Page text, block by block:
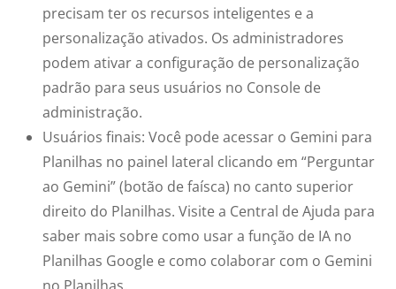
precisam ter os recursos inteligentes e a
personalização ativados. Os administradores
podem ativar a configuração de personalização
padrão para seus usuários no Console de
administração.
Usuários finais: Você pode acessar o Gemini para
Planilhas no painel lateral clicando em “Perguntar
ao Gemini” (botão de faísca) no canto superior
direito do Planilhas. Visite a Central de Ajuda para
saber mais sobre como usar a função de IA no
Planilhas Google e como colaborar com o Gemini